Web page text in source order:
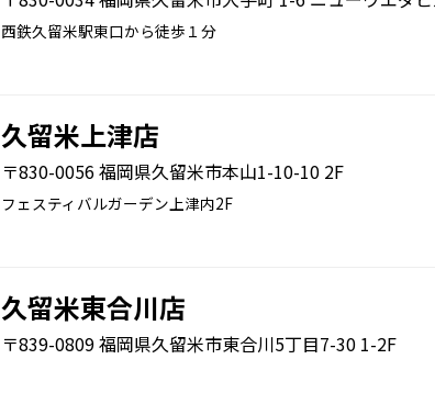
西鉄久留米駅東口から徒歩１分
久留米上津店
〒830-0056 福岡県久留米市本山1-10-10 2F
フェスティバルガーデン上津内2F
久留米東合川店
〒839-0809 福岡県久留米市東合川5丁目7-30 1-2F